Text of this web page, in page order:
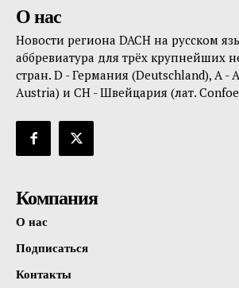
О нас
Новости региона DACH на русском
аббревиатура для трёх крупнейших
стран. D - Германия (Deutschland), A -
Austria) и CH - Швейцария (лат.
Компания
О нас
Подписаться
Контакты